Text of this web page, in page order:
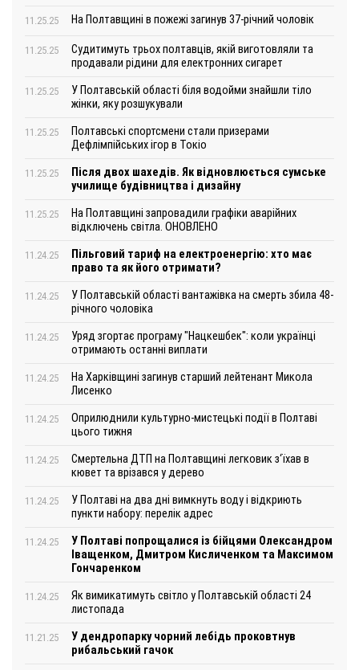
11.25.25 На Полтавщині в пожежі загинув 37-річний чоловік
11.25.25
Судитимуть трьох полтавців, якій виготовляли та
продавали рідини для електронних сигарет
11.25.25
У Полтавській області біля водойми знайшли тіло
жінки, яку розшукували
11.25.25
Полтавські спортсмени стали призерами
Дефлімпійських ігор в Токіо
11.25.25
Після двох шахедів. Як відновлюється сумське
училище будівництва і дизайну
11.25.25
На Полтавщині запровадили графіки аварійних
відключень світла. ОНОВЛЕНО
11.24.25
Пільговий тариф на електроенергію: хто має
право та як його отримати?
11.24.25
У Полтавській області вантажівка на смерть збила 48-
річного чоловіка
11.24.25
Уряд згортає програму "Нацкешбек": коли українці
отримають останні виплати
11.24.25
На Харківщині загинув старший лейтенант Микола
Лисенко
11.24.25
Оприлюднили культурно-мистецькі події в Полтаві
цього тижня
11.24.25
Смертельна ДТП на Полтавщині легковик з‘їхав в
кювет та врізався у дерево
11.24.25
У Полтаві на два дні вимкнуть воду і відкриють
пункти набору: перелік адрес
11.24.25
У Полтаві попрощалися із бійцями Олександром
Іващенком, Дмитром Кисличенком та Максимом
Гончаренком
11.24.25
Як вимикатимуть світло у Полтавській області 24
листопада
11.21.25
У дендропарку чорний лебідь проковтнув
рибальський гачок